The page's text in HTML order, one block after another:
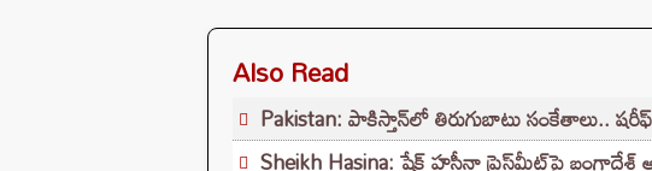
Also Read
Pakistan: పాకిస్తాన్‌లో తిరుగుబాటు సంకేతాలు.. షరీఫ్,
Sheikh Hasina: షేక్ హసీనా ప్రెస్‌మీట్‌పై బంగ్లాదేశ్